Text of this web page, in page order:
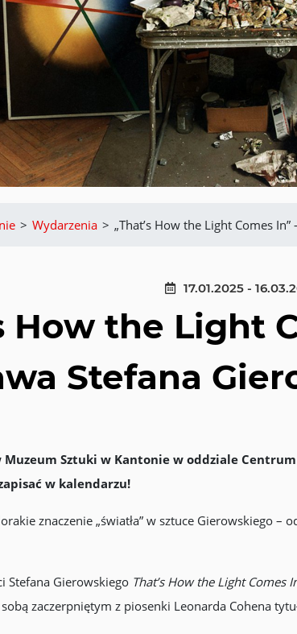
> Wydarzenia > „That’s How the Light Comes
17.01.2025 -
How the Light
Stefana
Sztuki w Kantonie w oddziale
w kalendarzu!
znaczenie „światła” w sztuce Gierowskiego
Stefana Gierowskiego That’s How the Light Comes
zaczerpniętym z piosenki Leonarda Cohena